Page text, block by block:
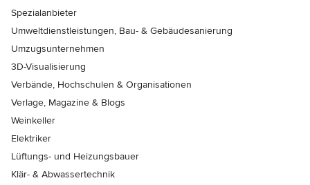
Spezialanbieter
Umweltdienstleistungen, Bau- & Gebäudesanierung
Umzugsunternehmen
3D-Visualisierung
Verbände, Hochschulen & Organisationen
Verlage, Magazine & Blogs
Weinkeller
Elektriker
Lüftungs- und Heizungsbauer
Klär- & Abwassertechnik